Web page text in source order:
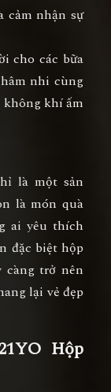
cảm nhận sự
cho các bữa
nhi cùng
khí ấm
là một sản
là món quà
ai yêu thích
đặc biệt hộp
càng trở nên
lại vẻ đẹp
Hộp